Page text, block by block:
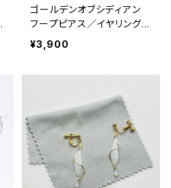
ゴールデンオブシディアン
フープピアス／イヤリング：
asp013【問題解決、開運】
《アレルギー対応》
¥3,900